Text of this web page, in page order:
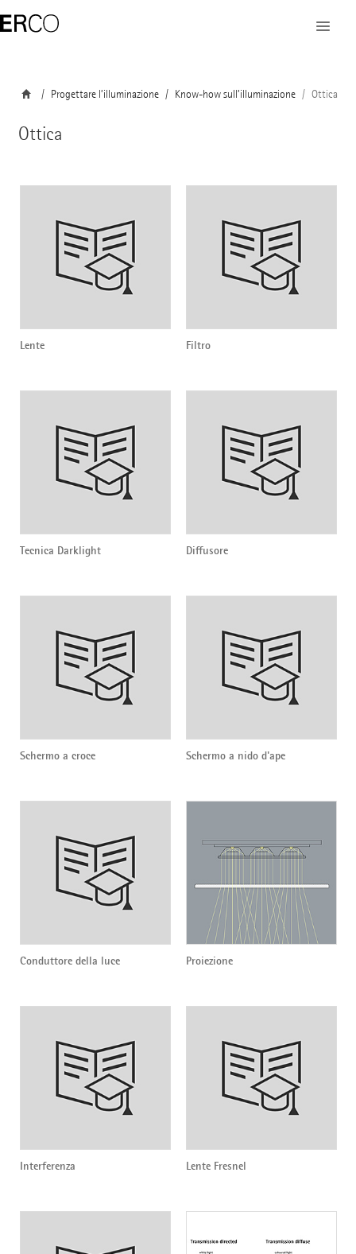
Progettare l’illuminazione Know-how sull’illuminazione Ottica
Ottica
Lente Filtro
Tecnica Darklight Diffusore
Schermo a croce Schermo a nido d'ape
Conduttore della luce Proiezione
Interferenza Lente Fresnel